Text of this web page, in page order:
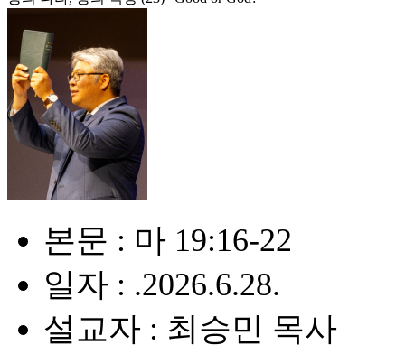
본문 : 마 19:16-22
일자 : .2026.6.28.
설교자 : 최승민 목사